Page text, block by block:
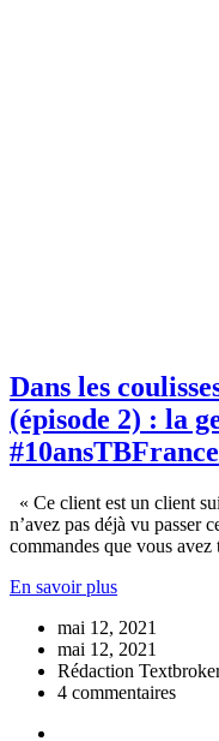
Dans les
(épisode 2) : la
#10ansTBFrance
« Ce client est un client
n’avez pas déjà vu passer
commandes que vous
En savoir plus
mai 12, 2021
mai 12, 2021
Rédaction
4 commentaires